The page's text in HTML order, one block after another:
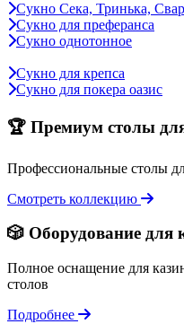
Сукно Сека, Тринька,
Сукно для преферанса
Сукно однотонное
Сукно для крепса
Сукно для покера оазис
🏆 Премиум столы
Профессиональные столы
Смотреть коллекцию
🎲 Оборудование для
Полное оснащение для
столов
Подробнее